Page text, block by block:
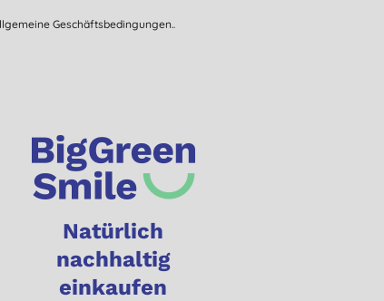
Geschäftsbedingungen..
Natürlich
nachhaltig
einkaufen